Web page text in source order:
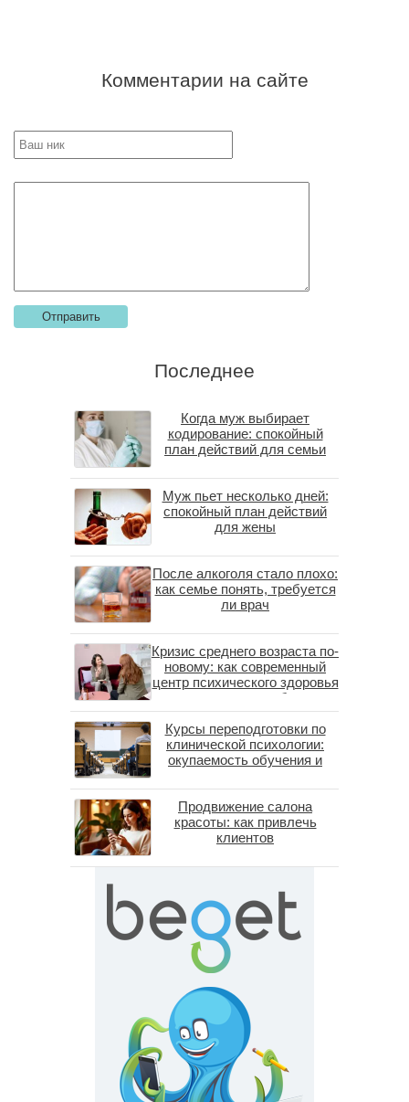
Комментарии на сайте
Последнее
Когда муж выбирает
кодирование: спокойный
план действий для семьи
Муж пьет несколько дней:
спокойный план действий
для жены
После алкоголя стало плохо:
как семье понять, требуется
ли врач
Кризис среднего возраста по-
новому: как современный
центр психического здоровья
помогает пересобрать
личность без таблеток
(методы ДПДГ и КПТ)
Курсы переподготовки по
клинической психологии:
окупаемость обучения и
специалистов в 2026 году
Продвижение салона
красоты: как привлечь
клиентов